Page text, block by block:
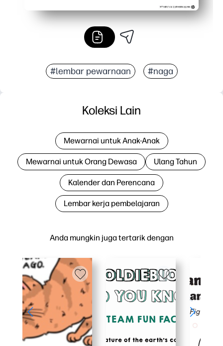
#lembar pewarnaan #naga
Anda mungkin juga tertarik dengan
Koleksi Lain
Mewarnai untuk Anak-Anak
Mewarnai untuk Orang Dewasa Ulang Tahun
Kalender dan Perencana
Lembar kerja pembelajaran